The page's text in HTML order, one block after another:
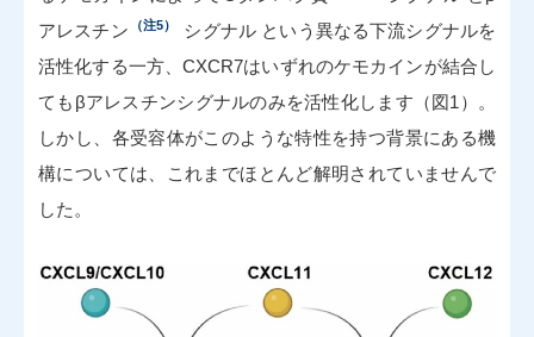
アレスチン
（注5）
シグナル という異なる下流シグナルを
活性化する一方、CXCR7はいずれのケモカインが結合し
てもβアレスチンシグナルのみを活性化します（図1）。
しかし、各受容体がこのような特性を持つ背景にある機
構については、これまでほとんど解明されていませんで
した。